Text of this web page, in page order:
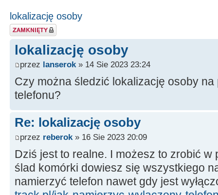
lokalizację osoby
Zablokowany temat
lokalizację osoby
przez lanserok» 14 Sie 2023 23:24
Czy można śledzić lokalizację osoby
telefonu?
Re: lokalizację osoby
przez reberok » 16 Sie 2023 20:09
Dziś jest to realne. I możesz to zrobić
ślad komórki dowiesz się wszystkiego
namierzyć telefon nawet gdy jest